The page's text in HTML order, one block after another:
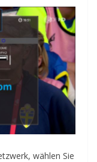
wählen Sie